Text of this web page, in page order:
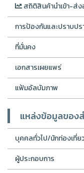
สถิติสินค้านำเข้า-ส่
การป้องกันและปราบปร
ที่มั่นคง
เอกสารเผยแพร่
แฟ้มอัลบัมภาพ
แหล่งข้อมูลของ
บุคคลทั่วไป/นักท่องเที่ย
ผู้ประกอบการ